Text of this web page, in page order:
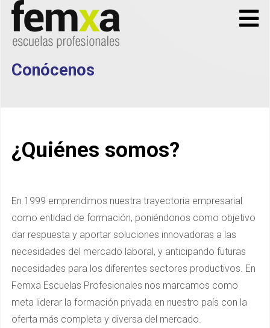
Conócenos
¿Quiénes somos?
En 1999 emprendimos nuestra trayectoria empresarial
como entidad de formación, poniéndonos como objetivo
dar respuesta y aportar soluciones innovadoras a las
necesidades del mercado laboral, y anticipando futuras
necesidades para los diferentes sectores productivos. En
Femxa Escuelas Profesionales nos marcamos como
meta liderar la formación privada en nuestro país con la
oferta más completa y diversa del mercado.